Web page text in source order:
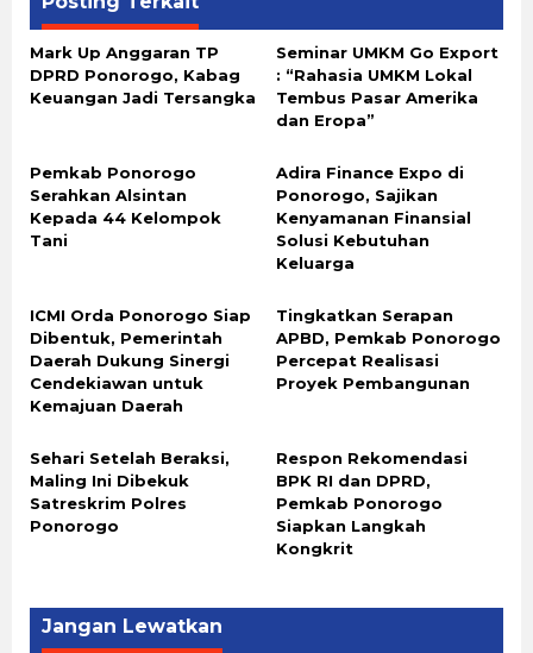
Mark Up Anggaran TP
DPRD Ponorogo, Kabag
Keuangan Jadi Tersangka
Seminar UMKM Go Export
: “Rahasia UMKM Lokal
Tembus Pasar Amerika
dan Eropa”
Pemkab Ponorogo
Serahkan Alsintan
Kepada 44 Kelompok
Tani
Adira Finance Expo di
Ponorogo, Sajikan
Kenyamanan Finansial
Solusi Kebutuhan
Keluarga
ICMI Orda Ponorogo Siap
Dibentuk, Pemerintah
Daerah Dukung Sinergi
Cendekiawan untuk
Kemajuan Daerah
Tingkatkan Serapan
APBD, Pemkab Ponorogo
Percepat Realisasi
Proyek Pembangunan
Sehari Setelah Beraksi,
Maling Ini Dibekuk
Satreskrim Polres
Ponorogo
Respon Rekomendasi
BPK RI dan DPRD,
Pemkab Ponorogo
Siapkan Langkah
Kongkrit
Jangan Lewatkan